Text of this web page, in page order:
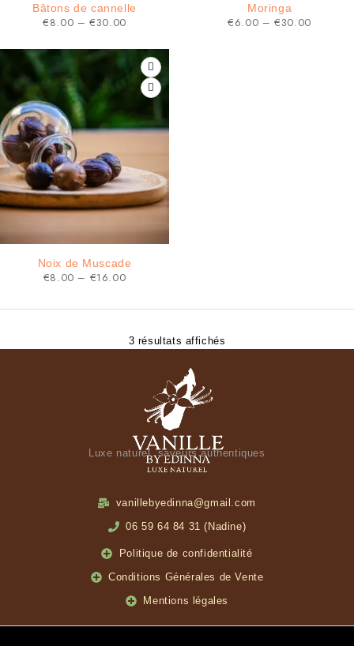
Bâtons de cannelle
€8.00 –€30.00
Moringa
€6.00 –€30.00
Noix de Muscade
€8.00 – €16.00
3 résultats affichés
Luxe naturel, saveurs authentiques
vanillebyedinna@gmail.com
06 59 64 84 31 (Nadine)
Politique de confidentialité
Conditions Générales de Vente
Mentions légales